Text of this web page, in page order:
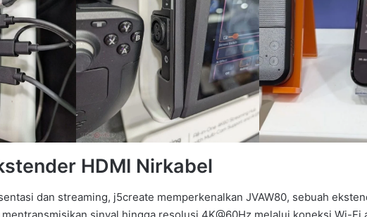
HDMI Nirkabel
dan streaming, j5create memperkenalkan JVAW80, sebuah